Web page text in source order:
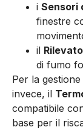
i Sensori
finestre
il
di fumo
Per la
invece, il
compatibile
base per il